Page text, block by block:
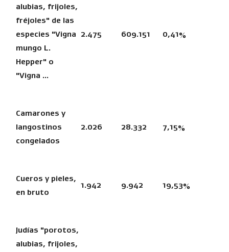
alubias, frijoles,
fréjoles" de las
especies "Vigna
mungo L.
Hepper" o
"Vigna ...
2.475 609.151 0,41%
Camarones y
langostinos
congelados
2.026 28.332 7,15%
Cueros y pieles,
en bruto
1.942 9.942 19,53%
Judías "porotos,
alubias, frijoles,